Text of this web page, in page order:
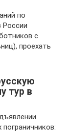
по
России
с
проехать
тур в